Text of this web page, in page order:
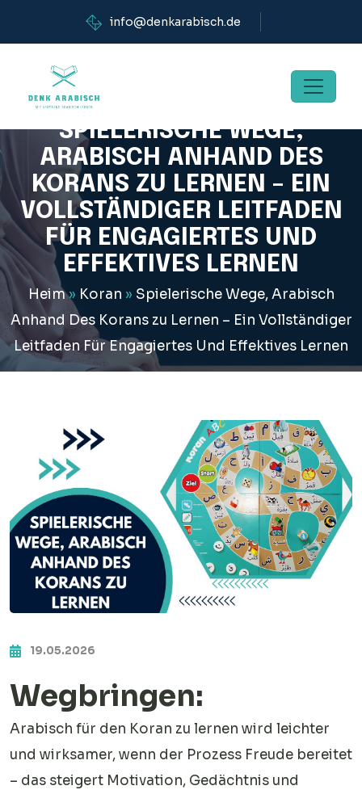
info@denkarabisch.de
SPIELERISCHE WEGE,
ARABISCH ANHAND DES
KORANS ZU LERNEN – EIN
VOLLSTÄNDIGER LEITFADEN
FÜR ENGAGIERTES UND
EFFEKTIVES LERNEN
Heim» Koran » Spielerische Wege, Arabisch
Anhand Des Korans zu Lernen – Ein Vollständiger
Leitfaden Für Engagiertes Und Effektives Lernen
19.05.2026
Wegbringen:
Arabisch für den Koran zu lernen wird leichter
und wirksamer, wenn der Prozess Freude bereitet
– das steigert Motivation, Gedächtnis und